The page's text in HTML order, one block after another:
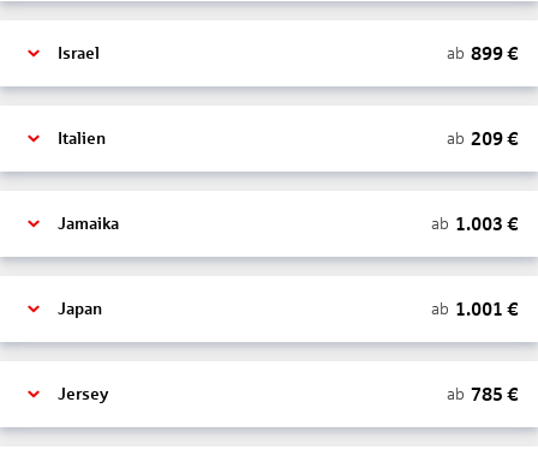
Israel ab 899€
Italien ab 209€
Jamaika ab 1.003 €
Japan ab 1.001 €
Jersey ab 785 €